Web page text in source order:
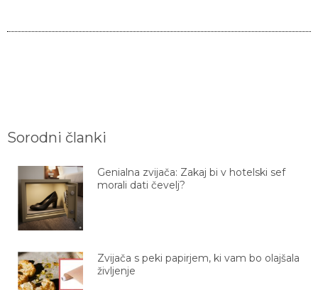
Sorodni članki
Genialna zvijača: Zakaj bi v hotelski sef
morali dati čevelj?
Zvijača s peki papirjem, ki vam bo olajšala
življenje